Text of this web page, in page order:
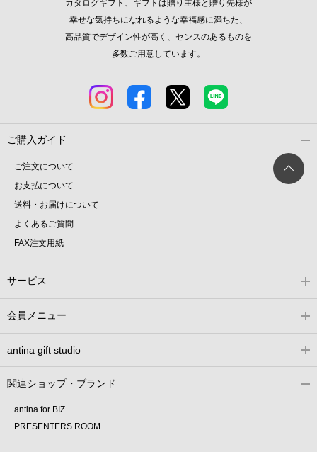
カタログギフト、ギフトは贈り主様と贈り先様が
幸せな気持ちになれるような幸福感に満ちた、
高品質でデザイン性が高く、センスのあるものを
多数ご用意しています。
ご購入ガイド
ご注文について
お支払について
送料・お届けについて
よくあるご質問
FAX注文用紙
サービス
会員メニュー
antina gift studio
関連ショップ・ブランド
antina for BIZ
PRESENTERS ROOM